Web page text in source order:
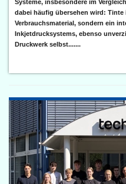
Systeme, insbesondere im
dabei häufig übersehen wird:
Verbrauchsmaterial, sondern ein
Inkjetdrucksystems, ebenso
Druckwerk selbst.......